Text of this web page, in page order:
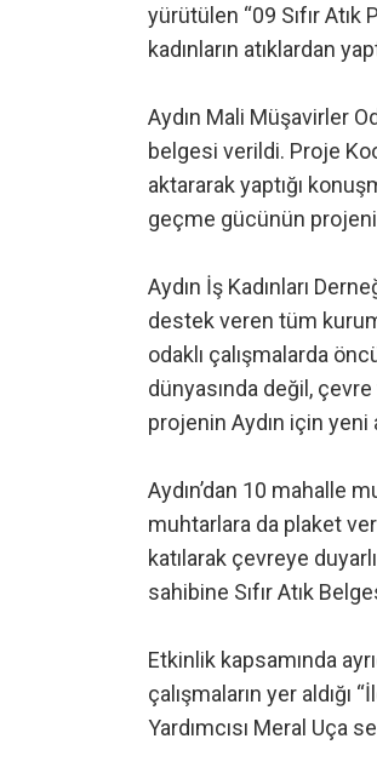
yürütülen “09 Sıfır
kadınların atıklardan
Aydın Mali Müşavirler
belgesi verildi. Proje
aktararak yaptığı
geçme gücünün
Aydın İş Kadınları
destek veren tüm
odaklı çalışmalarda
dünyasında değil,
projenin Aydın için yeni
Aydın’dan 10 mahalle
muhtarlara da plaket
katılarak çevreye
sahibine Sıfır Atık
Etkinlik kapsamında
çalışmaların yer
Yardımcısı Meral Uça